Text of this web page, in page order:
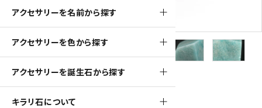
アクセサリーを名前から探す
アクセサリーを色から探す
アクセサリーを誕生石から探す
キラリ石について